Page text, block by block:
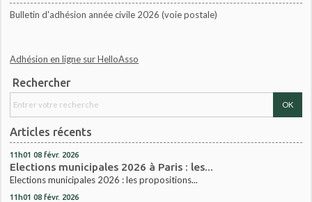
Bulletin d'adhésion année civile 2026 (voie postale)
Adhésion en ligne sur HelloAsso
Rechercher
Articles récents
11h01 08 févr. 2026
Elections municipales 2026 à Paris : les...
Elections municipales 2026 : les propositions...
11h01 08 févr. 2026